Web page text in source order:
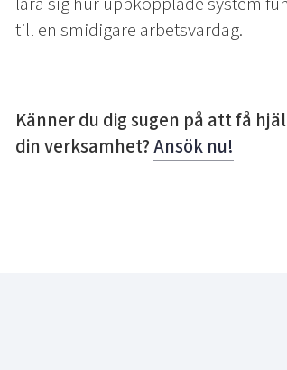
till en smidigare arbetsvardag.
Känner du dig sugen på att få
din verksamhet?Ansök nu!